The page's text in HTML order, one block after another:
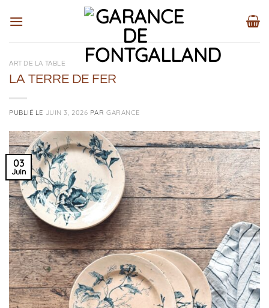
au
ART DE LA TABLE
LA TERRE DE FER
PUBLIÉ LE JUIN 3, 2026 PARGARANCE
03
Juin